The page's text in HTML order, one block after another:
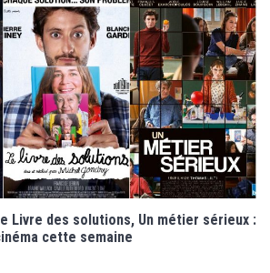
Livre des solutions, Un métier sérieux :
cette semaine